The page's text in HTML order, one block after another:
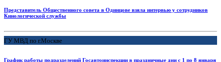
Представитель Общественного совета в Одинцове взяла интервью у сотрудников
Кинологической службы
ГУ МВД по г.Москве
График работы подразделений Госавтоинспекции в праздничные дни с 1 по 8 января